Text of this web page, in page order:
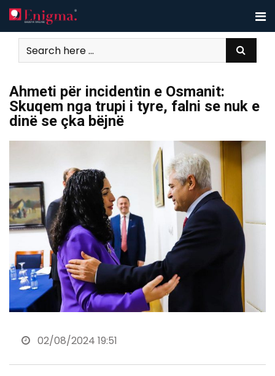
Skip
to
content
Ahmeti për incidentin e Osmanit:
Skuqem nga trupi i tyre, falni se nuk e
dinë se çka bëjnë
02/08/2024 19:51